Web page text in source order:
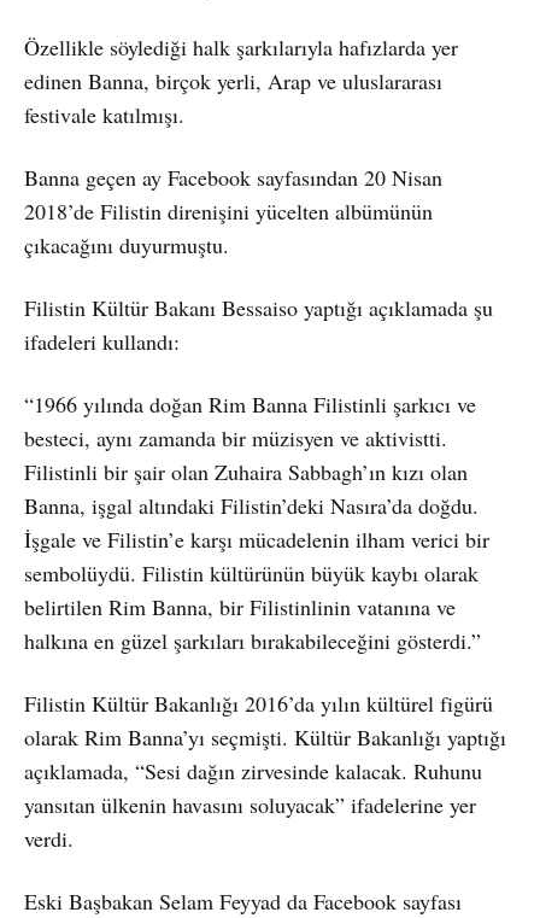
Özellikle söylediği halk şarkılarıyla hafızlarda yer
edinen Banna, birçok yerli, Arap ve uluslararası
festivale katılmışı.
Banna geçen ay Facebook sayfasından 20 Nisan
2018’de Filistin direnişini yücelten albümünün
çıkacağını duyurmuştu.
Filistin Kültür Bakanı Bessaiso yaptığı açıklamada şu
ifadeleri kullandı:
“1966 yılında doğan Rim Banna Filistinli şarkıcı ve
besteci, aynı zamanda bir müzisyen ve aktivistti.
Filistinli bir şair olan Zuhaira Sabbagh’ın kızı olan
Banna, işgal altındaki Filistin’deki Nasıra’da doğdu.
İşgale ve Filistin’e karşı mücadelenin ilham verici bir
sembolüydü. Filistin kültürünün büyük kaybı olarak
belirtilen Rim Banna, bir Filistinlinin vatanına ve
halkına en güzel şarkıları bırakabileceğini gösterdi.”
Filistin Kültür Bakanlığı 2016’da yılın kültürel figürü
olarak Rim Banna’yı seçmişti. Kültür Bakanlığı yaptığı
açıklamada, “Sesi dağın zirvesinde kalacak. Ruhunu
yansıtan ülkenin havasını soluyacak” ifadelerine yer
verdi.
Eski Başbakan Selam Feyyad da Facebook sayfası